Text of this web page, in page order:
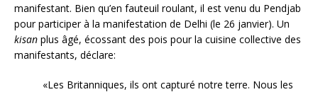
manifestant. Bien qu’en fauteuil roulant, il est venu du Pendjab
pour participer à la manifestation de Delhi (le 26 janvier). Un
kisan plus âgé, écossant des pois pour la cuisine collective des
manifestants, déclare:
«Les Britanniques, ils ont capturé notre terre. Nous les